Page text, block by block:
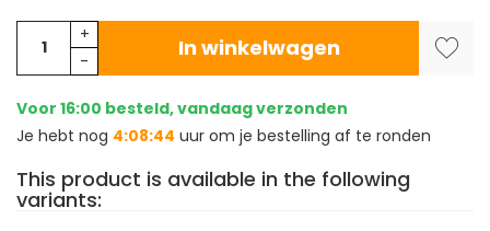
+
-
In winkelwagen
Voor 16:00 besteld, vandaag verzonden
Je hebt nog 4:08:43 uur om je bestelling af te ronden
This product is available in the following
variants: